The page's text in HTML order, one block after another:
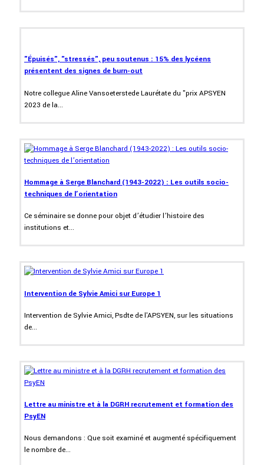
"Épuisés", "stressés", peu soutenus : 15% des lycéens
présentent des signes de burn-out
Notre collegue Aline Vansoeterstede Laurétate du "prix APSYEN
2023 de la...
Hommage à Serge Blanchard (1943-2022) : Les outils socio-
techniques de l’orientation
Ce séminaire se donne pour objet d’étudier l’histoire des
institutions et...
Intervention de Sylvie Amici sur Europe 1
Intervention de Sylvie Amici, Psdte de l'APSYEN, sur les situations
de...
Lettre au ministre et à la DGRH recrutement et formation des
PsyEN
Nous demandons : Que soit examiné et augmenté spécifiquement
le nombre de...